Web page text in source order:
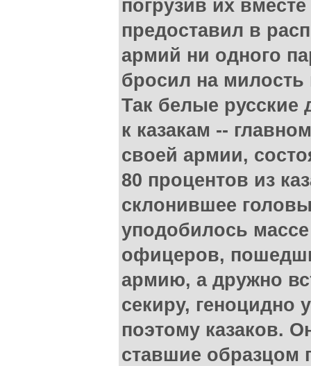
погрузив их
предоставил в
армий ни одного
бросил на
Так белые русские
к казакам --
своей армии,
80 процентов из
склонившее
уподобилось
офицеров,
армию, а дружно
секиру,
поэтому казаков.
ставшие образцом